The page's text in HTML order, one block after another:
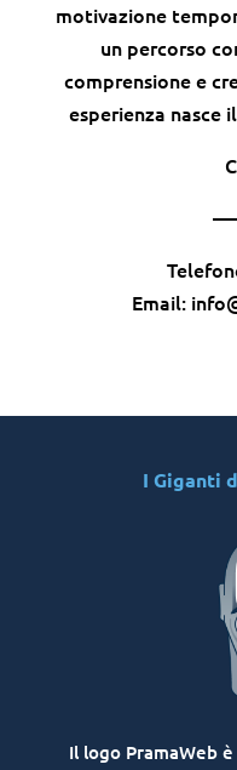
motivazione
un percorso
comprensione e
esperienza nasce
Email:
I Giganti
Il logo PramaWeb